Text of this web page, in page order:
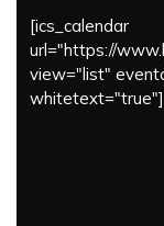
[ics_calendar
url="https://
view="list"
whitetext="true"]